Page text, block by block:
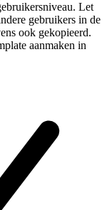
Let
gebruikers in de
ook gekopieerd.
aanmaken in